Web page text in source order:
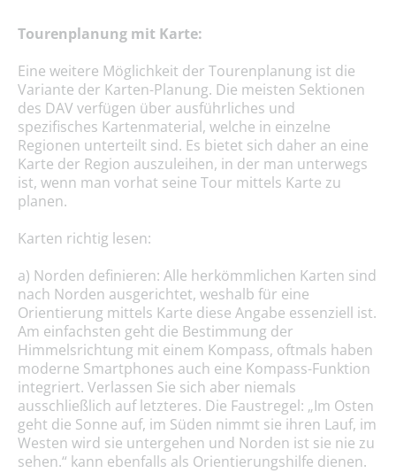
Tourenplanung mit Karte:
Eine weitere Möglichkeit der Tourenplanung ist die
Variante der Karten-Planung. Die meisten Sektionen
des DAV verfügen über ausführliches und
spezifisches Kartenmaterial, welche in einzelne
Regionen unterteilt sind. Es bietet sich daher an eine
Karte der Region auszuleihen, in der man unterwegs
ist, wenn man vorhat seine Tour mittels Karte zu
planen.
Karten richtig lesen:
a) Norden definieren: Alle herkömmlichen Karten sind
nach Norden ausgerichtet, weshalb für eine
Orientierung mittels Karte diese Angabe essenziell ist.
Am einfachsten geht die Bestimmung der
Himmelsrichtung mit einem Kompass, oftmals haben
moderne Smartphones auch eine Kompass-Funktion
integriert. Verlassen Sie sich aber niemals
ausschließlich auf letzteres. Die Faustregel: „Im Osten
geht die Sonne auf, im Süden nimmt sie ihren Lauf, im
Westen wird sie untergehen und Norden ist sie nie zu
sehen.“ kann ebenfalls als Orientierungshilfe dienen.